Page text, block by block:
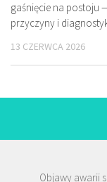
gaśnięcie na postoju
przyczyny i
13 CZERWCA 2026
Objawy awarii